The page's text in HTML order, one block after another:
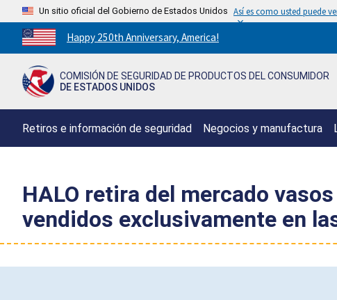
Un sitio oficial del Gobierno de Estados Unidos Así es como usted puede
Countdown
to
America's
250th
Happy 250th Anniversary, America!
COMISIÓN DE SEGURIDAD DE PRODUCTOS DEL CONSUMIDOR
DE ESTADOS UNIDOS
Retiros e información de seguridad Negocios y manufactura
HALO retira del mercado
vendidos exclusivamente en